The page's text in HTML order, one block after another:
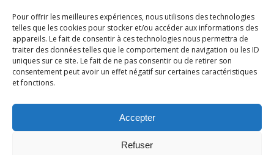
Pour offrir les meilleures expériences, nous utilisons des technologies
telles que les cookies pour stocker et/ou accéder aux informations des
appareils. Le fait de consentir à ces technologies nous permettra de
traiter des données telles que le comportement de navigation ou les ID
uniques sur ce site. Le fait de ne pas consentir ou de retirer son
consentement peut avoir un effet négatif sur certaines caractéristiques
et fonctions.
Accepter
Refuser